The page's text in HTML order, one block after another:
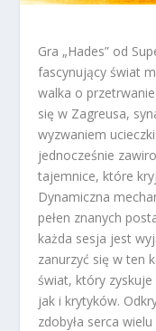
Gra „Hades” od
fascynujący świat
walka o
się w Zagreusa,
wyzwaniem
jednocześnie
tajemnice, które
Dynamiczna
pełen znanych
każda sesja jest
zanurzyć się w ten
świat, który
jak i krytyków.
zdobyła serca